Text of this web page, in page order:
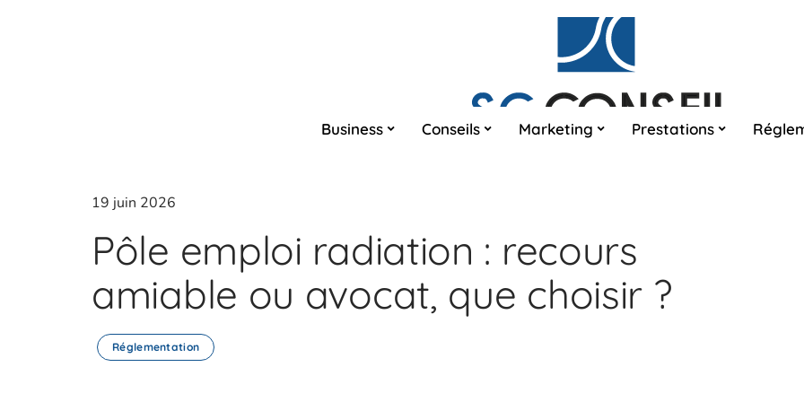
Business Conseils Marketing Prestations
19 juin 2026
Pôle emploi radiation : recours
amiable ou avocat, que choisir ?
Réglementation